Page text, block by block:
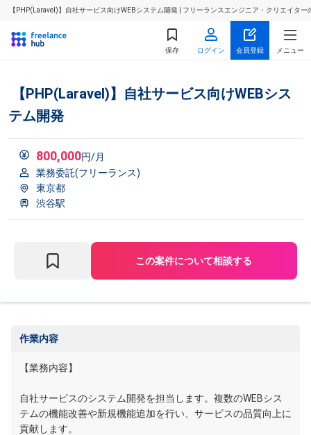
【PHP(Laravel)】自社サービス向けWEBシステム開発 | フリーランスエンジニア・クリエイター
保存 ログイン 会員登録 メニュー
【PHP(Laravel)】自社サービス向けWEBシス
テム開発
800,000円/月
業務委託(フリーランス)
東京都
渋谷駅
この案件について相談する
作業内容
【業務内容】
自社サービスのシステム開発を担当します。複数のWEBシス
テムの機能改善や新規機能追加を行い、サービスの品質向上に
貢献します。